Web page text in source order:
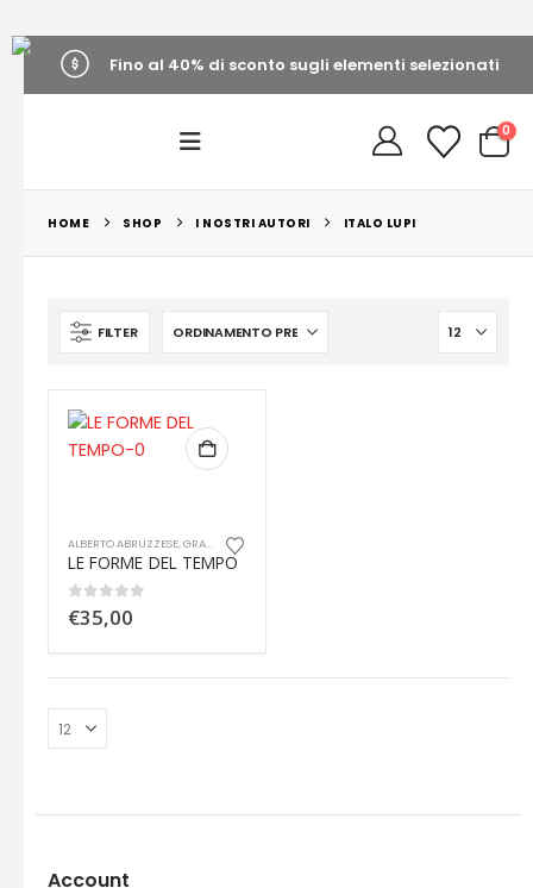
Fino al 40% di sconto sugli elementi selezionati
0
HOME SHOP I NOSTRI AUTORI ITALO LUPI
FILTER
ALBERTO ABRUZZESE,GRANDI MARCHE
LE FORME DEL TEMPO
0out of 5
€35,00
Account